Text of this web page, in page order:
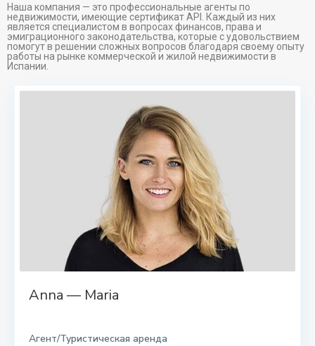
Наша компания — это профессиональные агенты по
недвижимости, имеющие сертификат API. Каждый из них
является специалистом в вопросах финансов, права и
эмиграционного законодательства, которые с удовольствием
помогут в решении сложных вопросов благодаря своему опыту
работы на рынке коммерческой и жилой недвижимости в
Испании.
Anna — Maria
Агент/Туристическая аренда